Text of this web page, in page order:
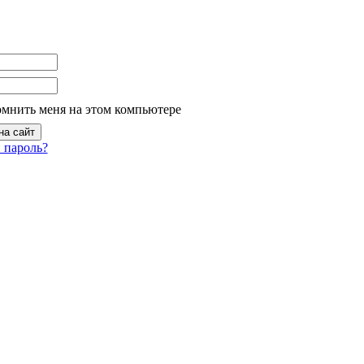
меня на этом компьютере